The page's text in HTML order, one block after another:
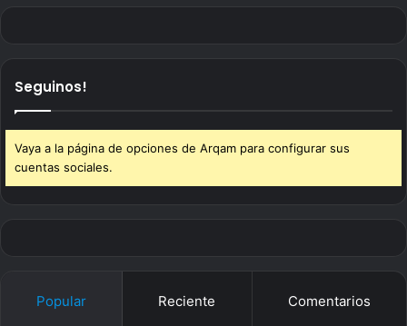
Seguinos!
Vaya a la página de opciones de Arqam para configurar sus
cuentas sociales.
Popular Reciente Comentarios